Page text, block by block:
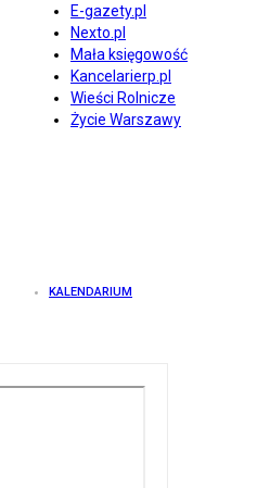
E-gazety.pl
Nexto.pl
Mała księgowość
Kancelarierp.pl
Wieści Rolnicze
Życie Warszawy
KALENDARIUM